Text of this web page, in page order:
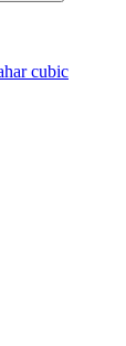
cubic